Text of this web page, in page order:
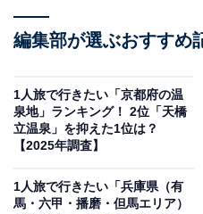
1人旅にもぴったりです。
です」（50代女性／静岡県
人で桜を見に行きたい」（
野の隠し湯』とも言われて
という由来からです。自然
編集部が選ぶおすすめ
1人旅で行きたい「京都府の温
泉地」ランキング！ 2位「天橋
立温泉」を抑えた1位は？
【2025年調査】
1人旅で行きたい「兵庫県（有
馬・六甲・播磨・但馬エリア）